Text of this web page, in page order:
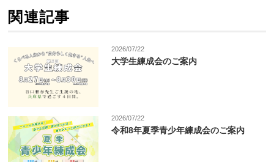
関連記事
2026/07/22
大学生練成会のご案内
2026/07/22
令和8年夏季青少年練成会のご案内